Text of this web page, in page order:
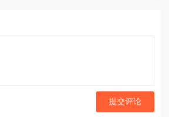
提交评论